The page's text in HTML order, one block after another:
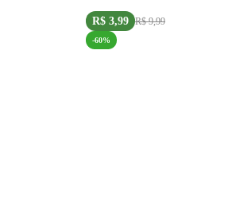
R$ 3,99 R$ 9,99
-60%